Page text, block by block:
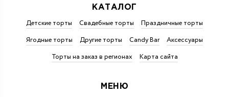
КАТАЛОГ
Детские торты Свадебные торты
Праздничные торты
Ягодные торты
Другие торты Candy Bar
Аксессуары
Торты на заказ в регионах
Карта сайта
МЕНЮ